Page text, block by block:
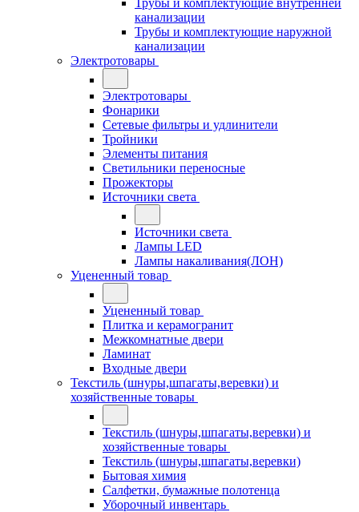
Трубы и комплектующие внутренней
канализации
Трубы и комплектующие наружной
канализации
Электротовары
Электротовары
Фонарики
Сетевые фильтры и удлинители
Тройники
Элементы питания
Светильники переносные
Прожекторы
Источники света
Источники света
Лампы LED
Лампы накаливания(ЛОН)
Уцененный товар
Уцененный товар
Плитка и керамогранит
Межкомнатные двери
Ламинат
Входные двери
Текстиль (шнуры,шпагаты,веревки) и
хозяйственные товары
Текстиль (шнуры,шпагаты,веревки) и
хозяйственные товары
Текстиль (шнуры,шпагаты,веревки)
Бытовая химия
Салфетки, бумажные полотенца
Уборочный инвентарь